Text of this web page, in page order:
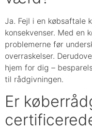
Ja. Fejl i en købsaftale
konsekvenser. Med en
problemerne før
overraskelser.
hjem for dig –
til rådgivningen.
Er